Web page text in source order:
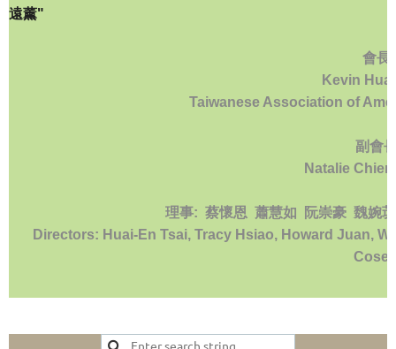
遠薰"
會長
Kevin
Taiwanese Association of
副會
Natalie
理事: 蔡懷恩 蕭慧如 阮崇豪 魏婉
Directors: Huai-En Tsai, Tracy Hsiao, Howard Juan,